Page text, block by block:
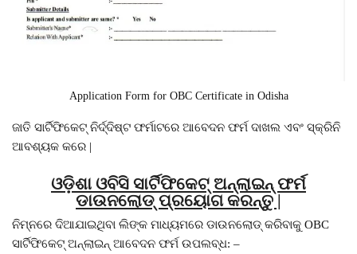
Application Form for OBC Certificate in Odisha
ଜାତି ସାର୍ଟିଫିକେଟ୍ ନିର୍ଦ୍ଦିଷ୍ଟ ଫର୍ମାଟରେ ଆବେଦନ ଫର୍ମ ଦାଖଲ ଏବଂ ସ୍କ୍ରିନି
ଆବଶ୍ୟକ କରେ |
ଓଡ଼ିଶା ଓବିସି ସାର୍ଟିଫିକେଟ୍ ଅନ୍ଲାଇନ୍ ଫର୍ମ
ଡାଉନଲୋଡ୍ ପ୍ରୟୋଗ କରନ୍ତୁ |
ନିମ୍ନରେ ଦିଆଯାଇଥିବା ଲିଙ୍କ ମାଧ୍ୟମରେ ଡାଉନଲୋଡ୍ କରିବାକୁ OBC
ସାର୍ଟିଫିକେଟ୍ ଅନ୍ଲାଇନ୍ ଆବେଦନ ଫର୍ମ ଉପଲବ୍ଧ: –